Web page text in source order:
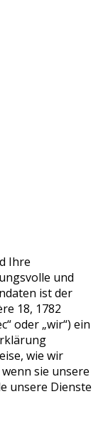
Ihre
und
ist der
18, 1782
oder „wir“) ein
wie wir
sie unsere
unsere Dienste